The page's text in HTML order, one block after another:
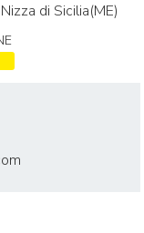
di Sicilia(ME)